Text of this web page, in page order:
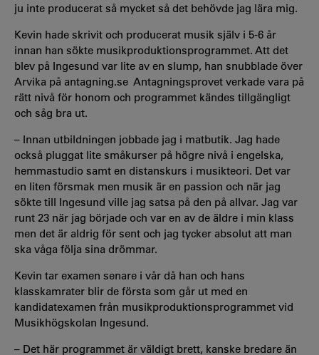
ju inte producerat så mycket så det behövde jag lära mig.
Kevin hade skrivit och producerat musik själv i 5-6 år
innan han sökte musikproduktionsprogrammet. Att det
blev på Ingesund var lite av en slump, han snubblade över
Arvika på antagning.se Antagningsprovet verkade vara på
rätt nivå för honom och programmet kändes tillgängligt
och såg bra ut.
– Innan utbildningen jobbade jag i matbutik. Jag hade
också pluggat lite småkurser på högre nivå i engelska,
hemmastudio samt en distanskurs i musikteori. Det var
en liten försmak men musik är en passion och när jag
sökte till Ingesund ville jag satsa på den på allvar. Jag var
runt 23 när jag började och var en av de äldre i min klass
men det är aldrig för sent och jag tycker absolut att man
ska våga följa sina drömmar.
Kevin tar examen senare i vår då han och hans
klasskamrater blir de första som går ut med en
kandidatexamen från musikproduktionsprogrammet vid
Musikhögskolan Ingesund.
– Det här programmet är väldigt brett, kanske bredare än